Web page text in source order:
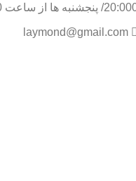
پنجشنبه ها از ساعت 9:30 تا 14:00
laymond@gmail.com